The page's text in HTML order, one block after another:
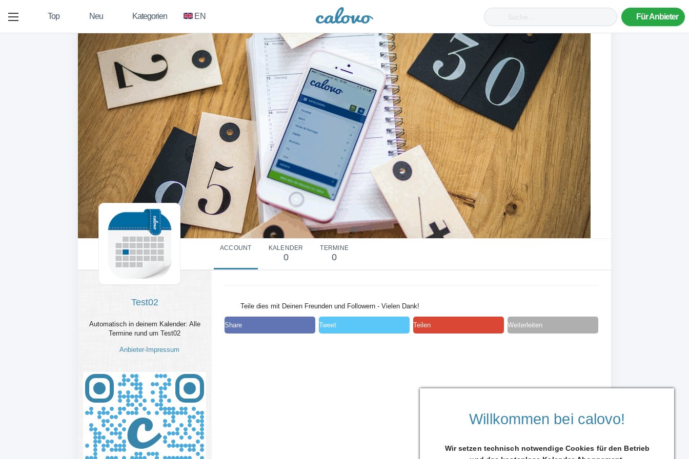
Top Neu Kategorien EN Für Anbieter
ACCOUNT KALENDER
0
TERMINE
0
Test02
Automatisch in deinem Kalender: Alle
Termine rund um Test02
Anbieter-Impressum
Teile dies mit Deinen Freunden und Followern - Vielen Dank!
Share Tweet Teilen Weiterleiten
Willkommen bei calovo!
Wir setzen technisch notwendige Cookies für den Betrieb